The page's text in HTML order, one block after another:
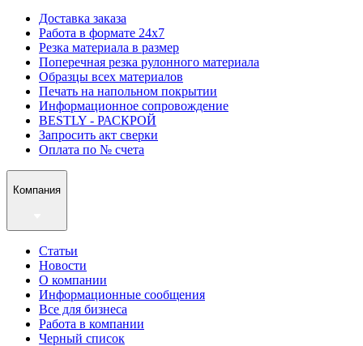
Доставка заказа
Работа в формате 24х7
Резка материала в размер
Поперечная резка рулонного материала
Образцы всех материалов
Печать на напольном покрытии
Информационное сопровождение
BESTLY - РАСКРОЙ
Запросить акт сверки
Оплата по № счета
Компания
Статьи
Новости
О компании
Информационные сообщения
Все для бизнеса
Работа в компании
Черный список